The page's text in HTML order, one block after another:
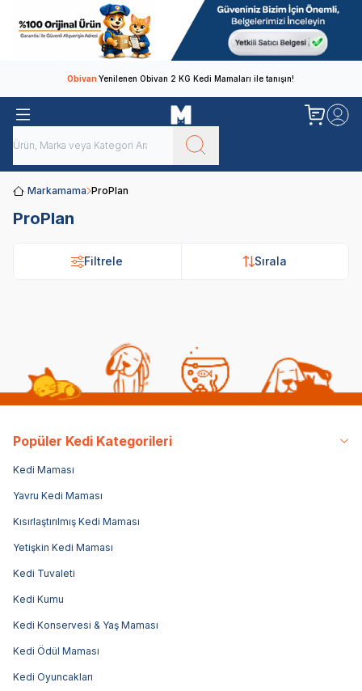
ObivanYenilenen Obivan 2 KG Kedi Mamaları ile tanışın!
Markamama ProPlan
ProPlan
Filtrele Sırala
Popüler Kedi Kategorileri
Kedi Maması
Yavru Kedi Maması
Kısırlaştırılmış Kedi Maması
Yetişkin Kedi Maması
Kedi Tuvaleti
Kedi Kumu
Kedi Konservesi & Yaş Maması
Kedi Ödül Maması
Kedi Oyuncakları